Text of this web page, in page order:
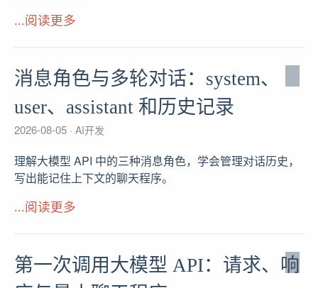
...阅读更多
消息角色与多轮对话：system、
user、assistant 和历史记录
2026-08-05 AI开发
理解大模型 API 中的三种消息角色，学会管理对话历史，
写出能记住上下文的聊天程序。
...阅读更多
第一次调用大模型 API：请求、响